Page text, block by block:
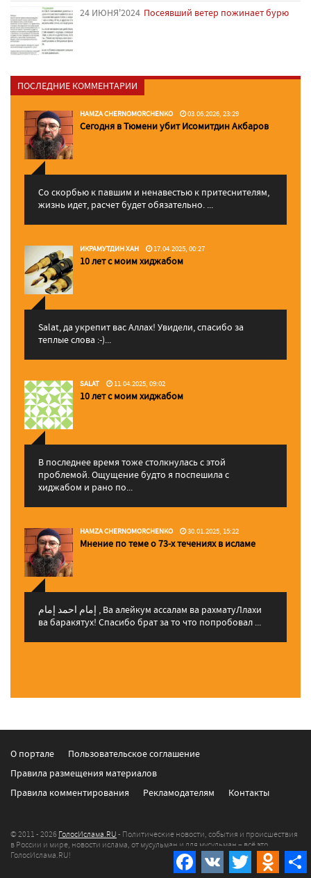
24 ИЮНЯ'2024 Посеявший ветер пожинает бурю
ПОСЛЕДНИЕ КОММЕНТАРИИ
HAMZA CHERNOMORCHENKO 03.06.2026, 23:29
Сегодня в Тюмени убит Исомитдин Акбаров
Со скорбью к павшим и ненавестью к притеснителям,
жизнь идет, расчет будет обязательно. ...
ИКРАМУТДИН ХАН 17.04.2025, 00:27
10 лет с моим хиджабом
Salat, да укрепит вас Аллаx! Увидели, спасибо за
теплые слова :-)...
SALAT 11.04.2025, 09:02
10 лет с моим хиджабом
В последнее время тоже столкнулась с этой
проблемой. Ощущение будто я поспешила с
хиджабом и рано по...
HAMZA CHERNOMORCHENKO 30.01.2025, 15:22
Мнение по теме о 73-х течениях в исламе
إمام احمد إمام , Ва алейкум ассалам ва рахматуЛлахи
ва баракятух! Спасибо брат за то что попробовал ...
Facebook
VK Twitter
О портале
Пользовательское соглашение
Правила размещения материалов
Правила комментирования
Рекламодателям Контакты
© 2011 - 2026 ГолосИслама.RU - Политические новости, события и происшествия
в России и мире, новости ислама, от мусульман и для мусульман – всё это
ГолосИслама.RU!